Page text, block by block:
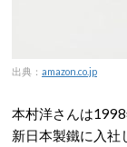
出典： amazon.co.jp
本村洋さんは
新日本製鐵に入社